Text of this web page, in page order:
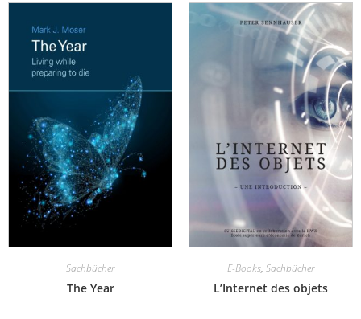
Sachbücher
The Year
E-Books, Sachbücher
L’Internet des objets